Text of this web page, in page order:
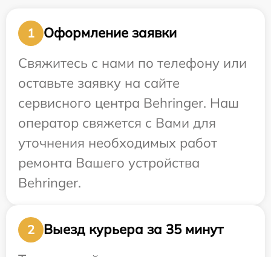
1
Оформление заявки
Свяжитесь с нами по телефону или
оставьте заявку на сайте
сервисного центра Behringer. Наш
оператор свяжется с Вами для
уточнения необходимых работ
ремонта Вашего устройства
Behringer.
2
Выезд курьера за 35 минут